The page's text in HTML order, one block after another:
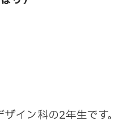
イン科の2年生です。